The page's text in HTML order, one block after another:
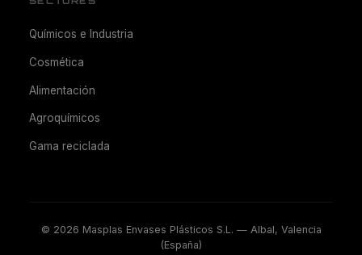
Químicos e Industria
Cosmética
Alimentación
Agroquímicos
Gama reciclada
© 2026 Masplas Envases Plásticos S.L. — Albal, Valencia
(España)